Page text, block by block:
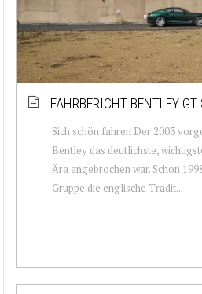
FAHRBERICHT BENTLEY GT
Sich schön fahren Der 2003
Bentley das deutlichste,
Ära angebrochen war. Schon
Gruppe die englische Tradit...